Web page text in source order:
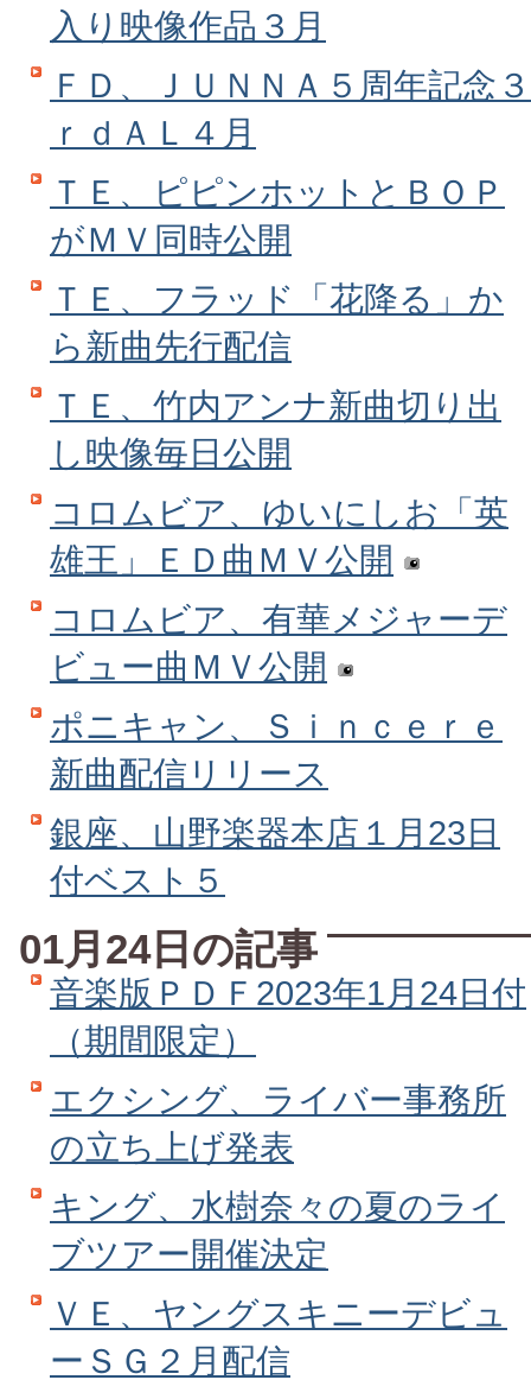
入り映像作品３月
ＦＤ、ＪＵＮＮＡ５周年記念３
ｒｄＡＬ４月
ＴＥ、ピピンホットとＢＯＰ
がＭＶ同時公開
ＴＥ、フラッド「花降る」か
ら新曲先行配信
ＴＥ、竹内アンナ新曲切り出
し映像毎日公開
コロムビア、ゆいにしお「英
雄王」ＥＤ曲ＭＶ公開
コロムビア、有華メジャーデ
ビュー曲ＭＶ公開
ポニキャン、Ｓｉｎｃｅｒｅ
新曲配信リリース
銀座、山野楽器本店１月23日
付ベスト５
01月24日の記事
音楽版ＰＤＦ2023年1月24日付
（期間限定）
エクシング、ライバー事務所
の立ち上げ発表
キング、水樹奈々の夏のライ
ブツアー開催決定
ＶＥ、ヤングスキニーデビュ
ーＳＧ２月配信